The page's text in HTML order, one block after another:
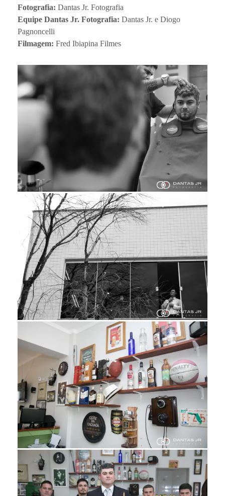
Fotografia: Dantas Jr. Fotografia
Equipe Dantas Jr. Fotografia: Dantas Jr. e Diogo
Pagnoncelli
Filmagem: Fred Ibiapina Filmes